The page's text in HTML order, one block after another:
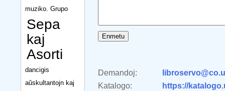
muziko. Grupo
Sepa
kaj
Asorti
dancigis
aŭskultantojn kaj
Demandoj:
Katalogo:
https://